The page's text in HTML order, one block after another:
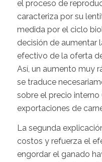
el proceso de
caracteriza por su
medida por el ciclo
decisión de aumentar
efectivo de la oferta
Así, un aumento muy
se traduce
sobre el precio interno
exportaciones de
La segunda
costos y refuerza el
engordar el ganado